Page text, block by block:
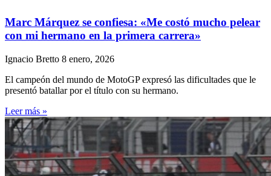
Marc Márquez se confiesa: «Me costó mucho pelear
con mi hermano en la primera carrera»
Ignacio Bretto 8 enero, 2026
El campeón del mundo de MotoGP expresó las dificultades que le
presentó batallar por el título con su hermano.
Leer más »